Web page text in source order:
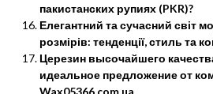
пакистанских рупиях (PKR)?
Елегантний та сучасний світ
розмірів: тенденції, стиль та
Церезин высочайшего
идеальное предложение от
Wax05366.com.ua